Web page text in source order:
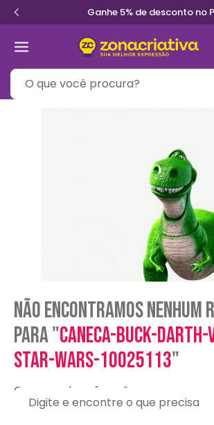
Ganhe 5% de desconto no
O que você procura?
Não encontramos
para "caneca-buck-darth-
star-wars-10025113"
O que eu devo fazer?
Digite e encontre o que precisa